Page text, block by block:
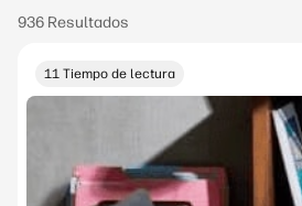
11 Tiempo de lectura